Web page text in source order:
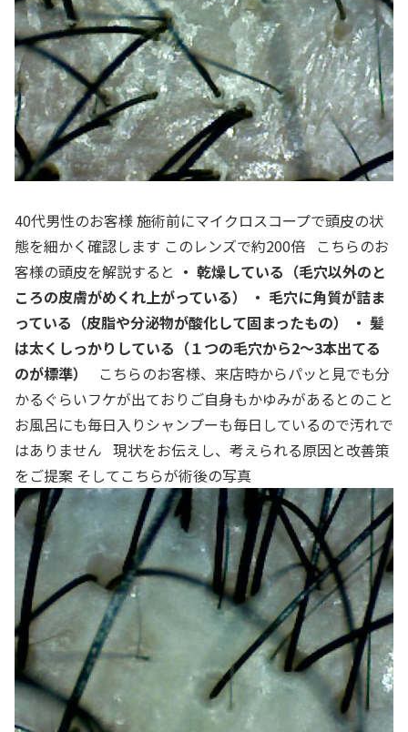
40代男性のお客様 施術前にマイクロスコープで頭皮の状
態を細かく確認します このレンズで約200倍 こちらのお
客様の頭皮を解説すると ・ 乾燥している（毛穴以外のと
ころの皮膚がめくれ上がっている）
・ 毛穴に角質が詰ま
っている（皮脂や分泌物が酸化して固まったもの）
・ 髪
は太くしっかりしている（１つの毛穴から2～3本出てる
のが標準）
こちらのお客様、来店時からパッと見でも分
かるぐらいフケが出ておりご自身もかゆみがあるとのこと
お風呂にも毎日入りシャンプーも毎日しているので汚れで
はありません 現状をお伝えし、考えられる原因と改善策
をご提案 そしてこちらが術後の写真